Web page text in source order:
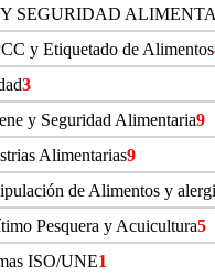
SEGURIDAD
y Etiquetado de Alimentos
3
y Seguridad Alimentaria9
Alimentarias9
de Alimentos y
Pesquera y Acuicultura5
ISO/UNE1